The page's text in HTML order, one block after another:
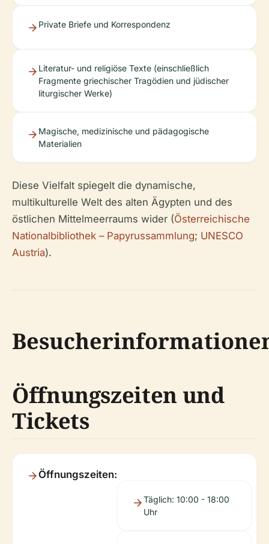
Private Briefe und Korrespondenz
Literatur- und religiöse Texte (einschließlich
Fragmente griechischer Tragödien und jüdischer
liturgischer Werke)
Magische, medizinische und pädagogische
Materialien
Diese Vielfalt spiegelt die dynamische,
multikulturelle Welt des alten Ägypten und des
östlichen Mittelmeerraums wider (Österreichische
Nationalbibliothek – Papyrussammlung; UNESCO
Austria).
Öffnungszeiten und
Tickets
Öffnungszeiten:
Täglich: 10:00 - 18:00
Uhr